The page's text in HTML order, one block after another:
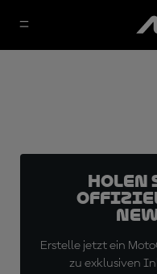
Holen
Erstelle jetzt ein
zu exklusiven